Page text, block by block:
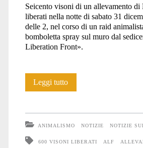
Seicento visoni di un allevamento di
liberati nella notte di sabato 31
delle 2, nel corso di un raid
bomboletta spray sul muro dal
Liberation Front».
Leggi tuttoLiberati
ANIMALISMO NOTIZIE NOTIZIE
600 VISONI LIBERATI ALF